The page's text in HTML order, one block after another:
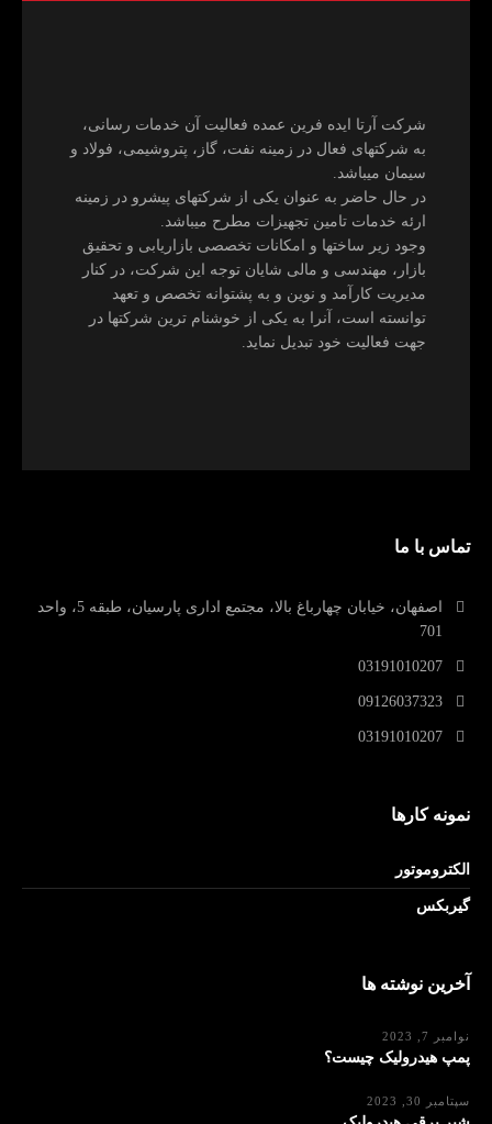
شرکت آرتا ایده فرین عمده فعالیت آن خدمات رسانی،
به شرکتهای فعال در زمینه نفت، گاز، پتروشیمی، فولاد و
سیمان میباشد.
در حال حاضر به عنوان یکی از شرکتهای پیشرو در زمینه
ارئه خدمات تامین تجهیزات مطرح میباشد.
وجود زیر ساختها و امکانات تخصصی بازاریابی و تحقیق
بازار، مهندسی و مالی شایان توجه این شرکت، در کنار
مدیریت کارآمد و نوین و به پشتوانه تخصص و تعهد
توانسته است، آنرا به یکی از خوشنام ترین شرکتها در
جهت فعالیت خود تبدیل نماید.
تماس با ما
اصفهان، خیابان چهارباغ بالا، مجتمع اداری پارسیان، طبقه 5، واحد
701
03191010207
09126037323
03191010207
نمونه کارها
الکتروموتور
گیربکس
آخرین نوشته ها
نوامبر 7, 2023
پمپ هیدرولیک چیست؟
سپتامبر 30, 2023